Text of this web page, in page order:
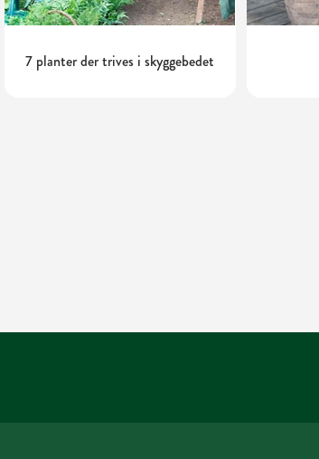
7 planter der trives i skyggebedet